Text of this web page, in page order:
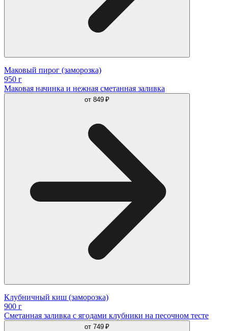
Маковый пирог (заморозка)
950 г
Маковая начинка и нежная сметанная заливка
от 849 ₽
Клубничный киш (заморозка)
900 г
Сметанная заливка с ягодами клубники на песочном тесте
от 749 ₽